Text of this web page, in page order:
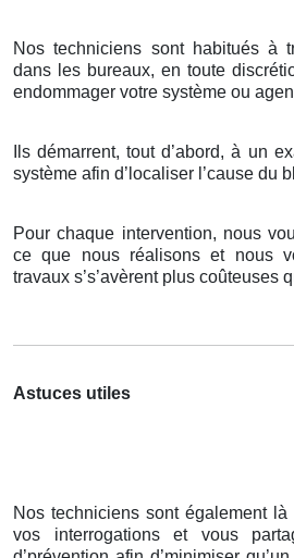
Nos techniciens sont habitués à
dans les bureaux, en toute
endommager votre système ou
Ils démarrent, tout d’abord, à un
système afin d’localiser l’cause du
Pour chaque intervention, nous
ce que nous réalisons et nous
travaux s’s’avèrent plus coûteuses
Astuces utiles
Nos techniciens sont également
vos interrogations et vous